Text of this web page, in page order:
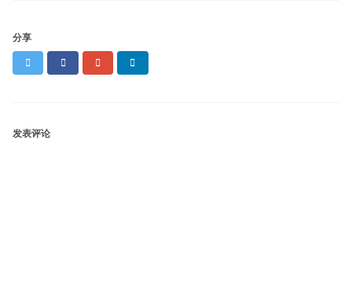
分享
Twitter FacebookGoogle+
发表评论